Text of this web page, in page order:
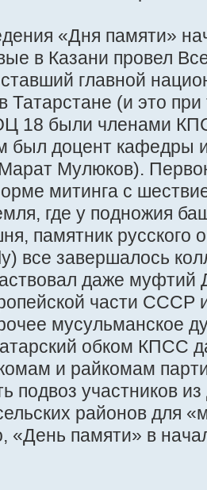
«Дня памяти»
в Казани провел
главной
Татарстане (и это
18 были членами
был доцент кафедры
Мулюков).
митинга с
где у подножия
памятник русского
все завершалось
даже муфтий
части СССР
мусульманское
обком КПСС
и райкомам
подвоз участников из
районов для
«День памяти» в